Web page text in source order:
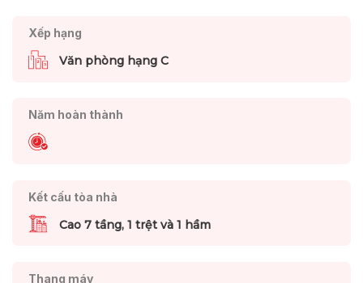
Xếp hạng
Văn phòng hạng C
Năm hoàn thành
Kết cấu tòa nhà
Cao 7 tầng, 1 trệt và 1 hầm
Thang máy